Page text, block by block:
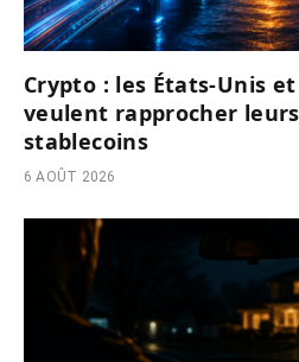
Crypto : les États-Unis
veulent rapprocher
stablecoins
6 AOÛT 2026